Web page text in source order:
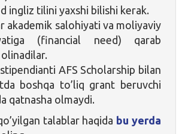
ingliz tilini yaxshi bilishi kerak.
akademik salohiyati va moliyaviy
(financial need) qarab
AFS Scholarship bilan
boshqa to’liq grant beruvchi
qatnasha olmaydi.
talablar haqida bu yerda